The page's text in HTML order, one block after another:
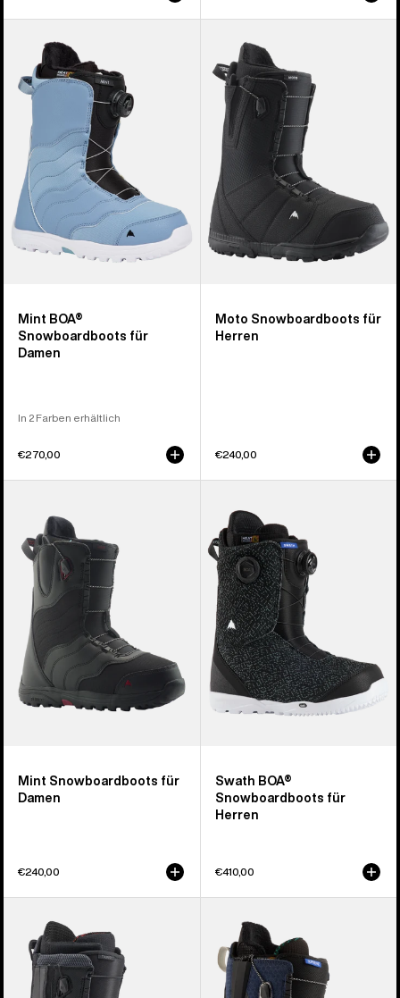
BOA®
Snowboardboots
Damen
Mint BOA®
Snowboardboots für
Damen
In 2 Farben erhältlich
€270,00
Snowboardboot
Herren
Moto Snowboardboots für
Herren
€240,00
Snowboardboot
Damen
Mint Snowboardboots für
Damen
€240,00
Swath
BOA®
Snowboardboot
für
Herren
Swath BOA®
Snowboardboots für
Herren
€410,00
Tourist
Snowboardboots
Herren
Supreme
Snowboardboots
Damen